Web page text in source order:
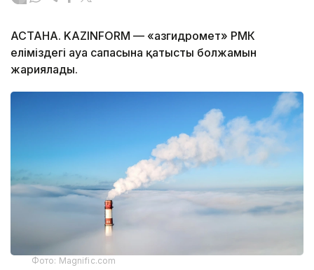
АСТАНА. KAZINFORM — «Қазгидромет» РМК
еліміздегі ауа сапасына қатысты болжамын
жариялады.
Фото: Magnific.com